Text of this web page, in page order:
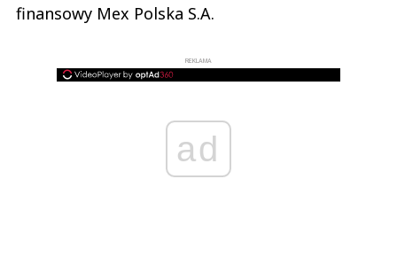
finansowy Mex Polska S.A.
REKLAMA
ad